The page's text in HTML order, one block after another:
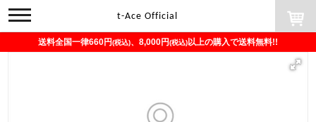
toggle
navigation
t-Ace Official
送料全国一律660円(税込)、8,000円(税込)以上の購入で送料無料!!